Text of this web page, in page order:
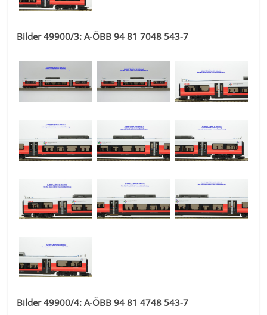
Bilder 49900/3: A-ÖBB 94 81 7048 543-7
Bilder 49900/4: A-ÖBB 94 81 4748 543-7